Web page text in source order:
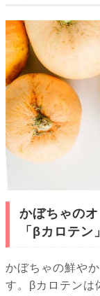
かぼちゃの
「βカロテン」
かぼちゃの鮮や
す。βカロテンは